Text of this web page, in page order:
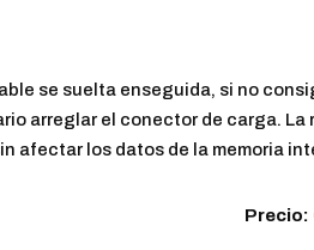
se suelta enseguida, si no
arreglar el conector de carga. La
afectar los datos de la memoria
Precio: